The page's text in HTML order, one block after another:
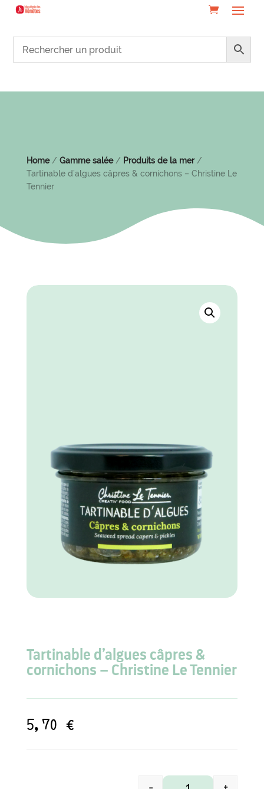
Home/ Gamme salée/ Produits de la mer/
Tartinable d’algues câpres & cornichons – Christine Le
Tennier
Tartinable d’algues câpres &
cornichons – Christine Le Tennier
5,70 €